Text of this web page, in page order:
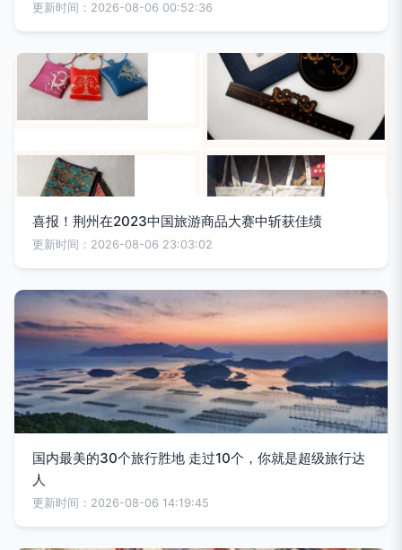
更新时间：2026-08-06 00:52:36
喜报！荆州在2023中国旅游商品大赛中斩获佳绩
更新时间：2026-08-06 23:03:02
国内最美的30个旅行胜地 走过10个，你就是超级旅行达
人
更新时间：2026-08-06 14:19:45